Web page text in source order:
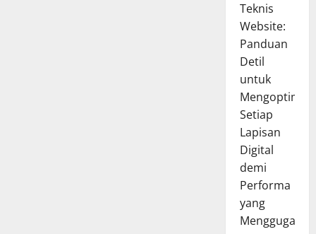
Teknis
Website:
Panduan
Detil
untuk
Setiap
Lapisan
Digital
demi
Performa
yang
Menggugah